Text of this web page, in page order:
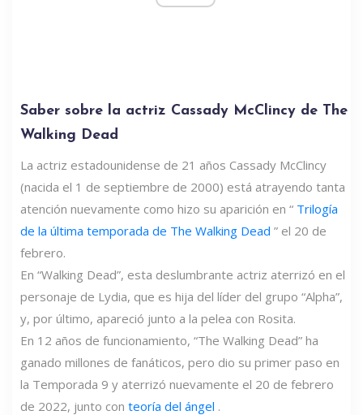
Saber sobre la actriz Cassady McClincy de The
Walking Dead
La actriz estadounidense de 21 años Cassady McClincy
(nacida el 1 de septiembre de 2000) está atrayendo tanta
atención nuevamente como hizo su aparición en “ Trilogía
de la última temporada de The Walking Dead ” el 20 de
febrero.
En “Walking Dead”, esta deslumbrante actriz aterrizó en el
personaje de Lydia, que es hija del líder del grupo “Alpha”,
y, por último, apareció junto a la pelea con Rosita.
En 12 años de funcionamiento, “The Walking Dead” ha
ganado millones de fanáticos, pero dio su primer paso en
la Temporada 9 y aterrizó nuevamente el 20 de febrero
de 2022, junto con teoría del ángel .